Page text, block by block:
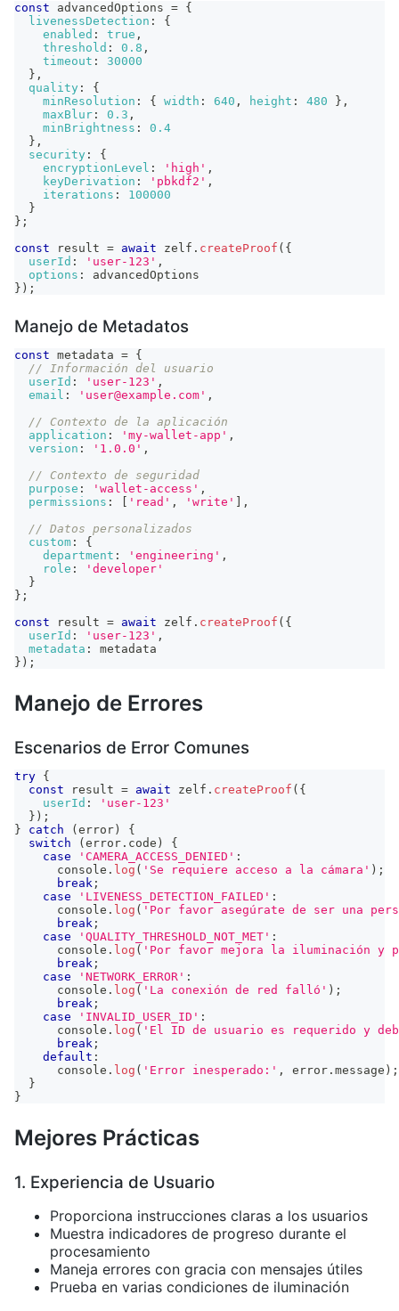
const advancedOptions = {
livenessDetection :
{
enabled : true ,
threshold : 0.8 ,
timeout :
30000
} ,
quality :
{
minResolution : { width : 640 , height : 480 } ,
maxBlur : 0.3 ,
minBrightness :
0.4
} ,
security :
{
encryptionLevel : 'high' ,
keyDerivation : 'pbkdf2' ,
iterations :
100000
}
} ;
const result = await zelf . createProof ( {
userId : 'user-123' ,
options :
advancedOptions
} ) ;
Manejo de Metadatos
const metadata = {
// Información del usuario
userId : 'user-123' ,
email : 'user@example.com' ,
// Contexto de la aplicación
application : 'my-wallet-app' ,
version : '1.0.0' ,
// Contexto de seguridad
purpose : 'wallet-access' ,
permissions : 'read' , 'write'
,
// Datos personalizados
custom :
{
department : 'engineering' ,
role :
'developer'
}
} ;
const result = await zelf . createProof ( {
userId : 'user-123' ,
metadata :
metadata
} ) ;
Manejo de Errores
Escenarios de Error Comunes
try {
const result = await zelf . createProof ( {
userId :
'user-123'
} ) ;
}
catch ( error )
{
switch
( error . code )
{
case
'CAMERA_ACCESS_DENIED' :
console . log ( 'Se requiere acceso a la cámara' ) ;
break ;
case
'LIVENESS_DETECTION_FAILED' :
console . log ( 'Por favor asegúrate de ser una
break ;
case
'QUALITY_THRESHOLD_NOT_MET' :
console . log ( 'Por favor mejora la iluminación y
break ;
case
'NETWORK_ERROR' :
console . log ( 'La conexión de red falló' ) ;
break ;
case
'INVALID_USER_ID' :
console . log ( 'El ID de usuario es requerido y
break ;
default :
console . log ( 'Error inesperado:' , error . message ) ;
}
}
Mejores Prácticas
1. Experiencia de Usuario
Proporciona instrucciones claras a los usuarios
Muestra indicadores de progreso durante el
procesamiento
Maneja errores con gracia con mensajes útiles
Prueba en varias condiciones de iluminación